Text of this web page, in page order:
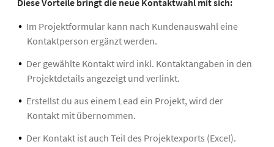
Im Projektformular kann nach Kundenauswahl eine
Kontaktperson ergänzt werden.
Der gewählte Kontakt wird inkl. Kontaktangaben in den
Projektdetails angezeigt und verlinkt.
Erstellst du aus einem Lead ein Projekt, wird der
Kontakt mit übernommen.
Der Kontakt ist auch Teil des Projektexports (Excel).